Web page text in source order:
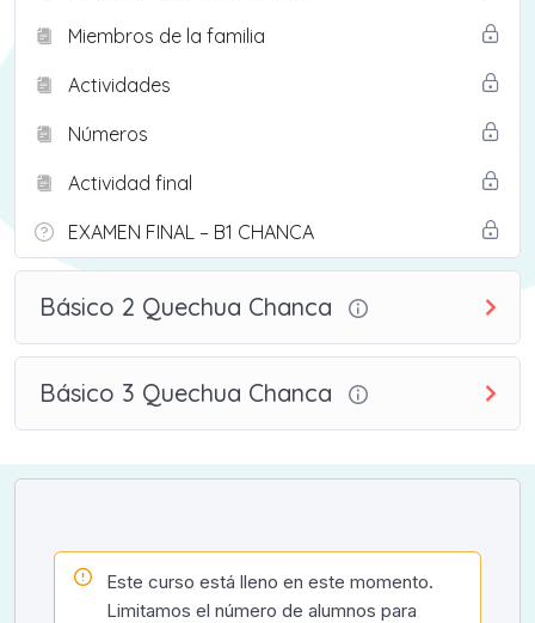
Miembros de la familia
Actividades
Números
Actividad final
EXAMEN FINAL – B1 CHANCA
Básico 2 Quechua Chanca
Básico 3 Quechua Chanca
Este curso está lleno en este momento.
Limitamos el número de alumnos para